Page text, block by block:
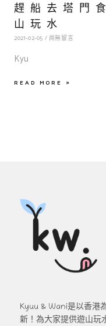
趕船去塔門
山玩水
2021-02-05 尚無留言
Kyu
READ MORE »
Kyuu & Wani是以香港
新！為大家提供遊山玩